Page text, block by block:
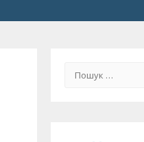
Пошук: